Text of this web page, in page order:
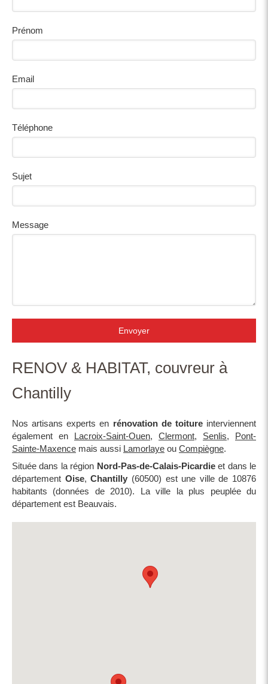
Prénom
Email
Téléphone
Sujet
Message
Envoyer
RENOV & HABITAT, couvreur à
Chantilly
Nos artisans experts en rénovation de toitureinterviennent
également en Lacroix-Saint-Ouen, Clermont, Senlis, Pont-
Sainte-Maxence mais aussi Lamorlaye ou Compiègne.
Située dans la région Nord-Pas-de-Calais-Picardieet dans le
département Oise,Chantilly (60500) est une ville de 10876
habitants (données de 2010). La ville la plus peuplée du
département est Beauvais.